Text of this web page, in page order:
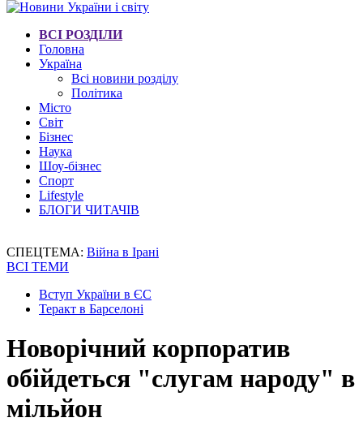
ВСІ РОЗДІЛИ
Головна
Україна
Всі новини розділу
Політика
Місто
Світ
Бізнес
Наука
Шоу-бізнес
Спорт
Lifestyle
БЛОГИ ЧИТАЧІВ
СПЕЦТЕМА: Війна в Ірані
ВСІ ТЕМИ
Вступ України в ЄС
Теракт в Барселоні
Новорічний корпоратив
обійдеться "слугам народу" в
мільйон